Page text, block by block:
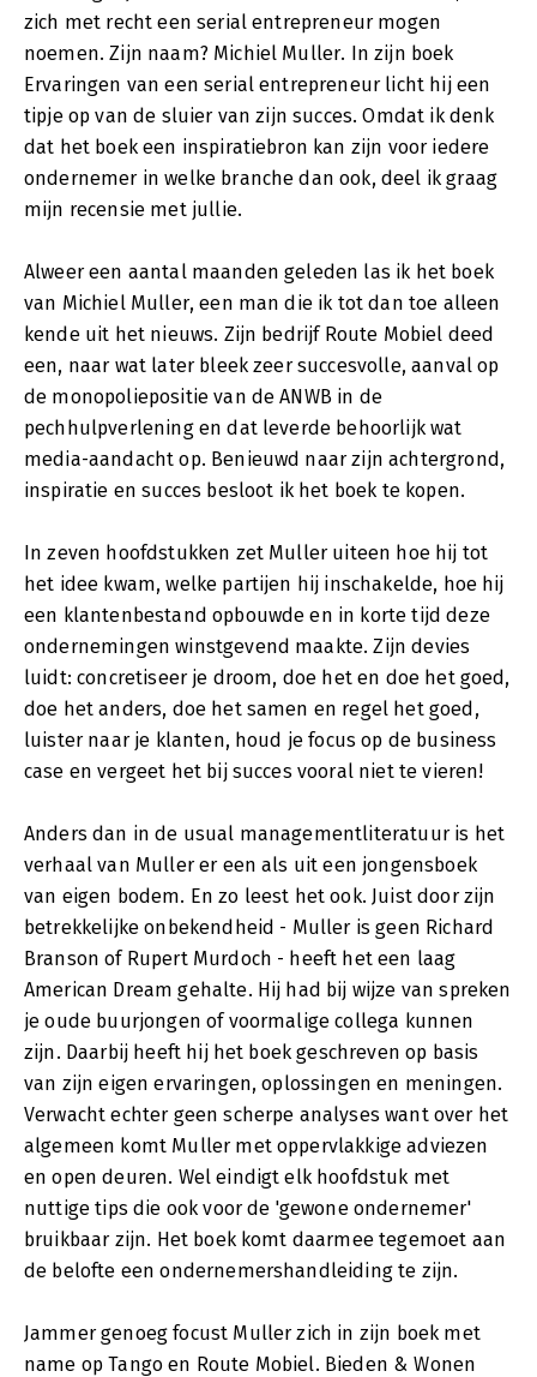
zich met recht een serial entrepreneur mogen
noemen. Zijn naam? Michiel Muller. In zijn boek
Ervaringen van een serial entrepreneur licht hij een
tipje op van de sluier van zijn succes. Omdat ik denk
dat het boek een inspiratiebron kan zijn voor iedere
ondernemer in welke branche dan ook, deel ik graag
mijn recensie met jullie.
Alweer een aantal maanden geleden las ik het boek
van Michiel Muller, een man die ik tot dan toe alleen
kende uit het nieuws. Zijn bedrijf Route Mobiel deed
een, naar wat later bleek zeer succesvolle, aanval op
de monopoliepositie van de ANWB in de
pechhulpverlening en dat leverde behoorlijk wat
media-aandacht op. Benieuwd naar zijn achtergrond,
inspiratie en succes besloot ik het boek te kopen.
In zeven hoofdstukken zet Muller uiteen hoe hij tot
het idee kwam, welke partijen hij inschakelde, hoe hij
een klantenbestand opbouwde en in korte tijd deze
ondernemingen winstgevend maakte. Zijn devies
luidt: concretiseer je droom, doe het en doe het goed,
doe het anders, doe het samen en regel het goed,
luister naar je klanten, houd je focus op de business
case en vergeet het bij succes vooral niet te vieren!
Anders dan in de usual managementliteratuur is het
verhaal van Muller er een als uit een jongensboek
van eigen bodem. En zo leest het ook. Juist door zijn
betrekkelijke onbekendheid - Muller is geen Richard
Branson of Rupert Murdoch - heeft het een laag
American Dream gehalte. Hij had bij wijze van spreken
je oude buurjongen of voormalige collega kunnen
zijn. Daarbij heeft hij het boek geschreven op basis
van zijn eigen ervaringen, oplossingen en meningen.
Verwacht echter geen scherpe analyses want over het
algemeen komt Muller met oppervlakkige adviezen
en open deuren. Wel eindigt elk hoofdstuk met
nuttige tips die ook voor de 'gewone ondernemer'
bruikbaar zijn. Het boek komt daarmee tegemoet aan
de belofte een ondernemershandleiding te zijn.
Jammer genoeg focust Muller zich in zijn boek met
name op Tango en Route Mobiel. Bieden & Wonen